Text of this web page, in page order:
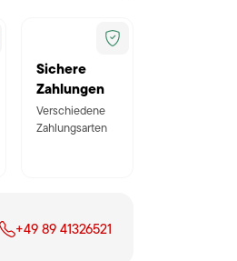
Sichere
Zahlungen
Verschiedene
Zahlungsarten
+49 89 41326521